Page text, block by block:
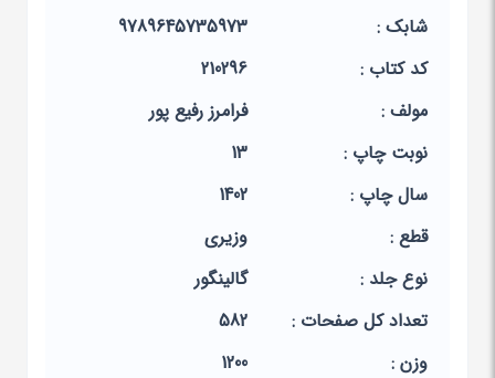
شابک :
9789645735973
کد کتاب :
210296
مولف :
فرامرز رفیع پور
نوبت چاپ :
13
سال چاپ :
1402
قطع :
وزیری
نوع جلد :
گالینگور
تعداد کل صفحات :
582
وزن :
1200